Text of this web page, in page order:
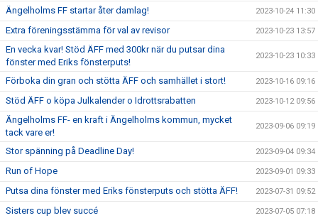
Ängelholms FF startar åter damlag! 2023-10-24 11:30
Extra föreningsstämma för val av revisor 2023-10-23 13:57
En vecka kvar! Stöd ÄFF med 300kr när du putsar dina
fönster med Eriks fönsterputs!
2023-10-23 10:33
Förboka din gran och stötta ÄFF och samhället i stort! 2023-10-16 09:16
Stöd ÄFF o köpa Julkalender o Idrottsrabatten 2023-10-12 09:56
Ängelholms FF- en kraft i Ängelholms kommun, mycket
tack vare er!
2023-09-06 09:19
Stor spänning på Deadline Day! 2023-09-04 09:34
Run of Hope 2023-09-01 09:33
Putsa dina fönster med Eriks fönsterputs och stötta ÄFF! 2023-07-31 09:52
Sisters cup blev succé 2023-07-05 07:18